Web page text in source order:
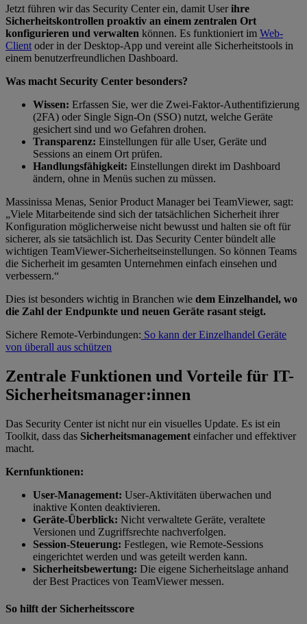
Jetzt führen wir das Security Center ein, damit Userihre
Sicherheitskontrollen proaktiv an einem zentralen Ort
konfigurieren und verwalten können. Es funktioniert im Web-
Clientoder in der Desktop-App und vereint alle Sicherheitstools in
einem benutzerfreundlichen Dashboard.
Was macht Security Center besonders?
Wissen: Erfassen Sie, wer die Zwei-Faktor-Authentifizierung
(2FA) oder Single Sign-On (SSO) nutzt, welche Geräte
gesichert sind und wo Gefahren drohen.
Transparenz: Einstellungen für alle User, Geräte und
Sessions an einem Ort prüfen.
Handlungsfähigkeit: Einstellungen direkt im Dashboard
ändern, ohne in Menüs suchen zu müssen.
Massinissa Menas, Senior Product Manager bei TeamViewer, sagt:
„Viele Mitarbeitende sind sich der tatsächlichen Sicherheit ihrer
Konfiguration möglicherweise nicht bewusst und halten sie oft für
sicherer, als sie tatsächlich ist. Das Security Center bündelt alle
wichtigen TeamViewer-Sicherheitseinstellungen. So können Teams
die Sicherheit im gesamten Unternehmen einfach einsehen und
verbessern.“
Dies ist besonders wichtig in Branchen wie dem Einzelhandel, wo
die Zahl der Endpunkte und neuen Geräte rasant steigt.
Sichere Remote‐Verbindungen: So kann der Einzelhandel Geräte
von überall aus schützen
Zentrale Funktionen und Vorteile für IT-
Sicherheitsmanager:innen
Das Security Center ist nicht nur ein visuelles Update. Es ist ein
Toolkit, dass das Sicherheitsmanagement einfacher und effektiver
macht.
Kernfunktionen:
User-Management: User-Aktivitäten überwachen und
inaktive Konten deaktivieren.
Geräte-Überblick: Nicht verwaltete Geräte, veraltete
Versionen und Zugriffsrechte nachverfolgen.
Session-Steuerung: Festlegen, wie Remote-Sessions
eingerichtet werden und was geteilt werden kann.
Sicherheitsbewertung: Die eigene Sicherheitslage anhand
der Best Practices von TeamViewer messen.
So hilft der Sicherheitsscore